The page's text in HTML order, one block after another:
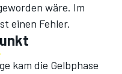
wäre. Im
einen Fehler.
kam die Gelbphase